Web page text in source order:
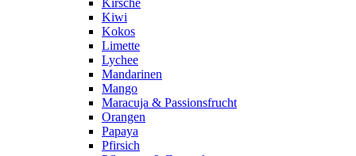
Kirsche
Kiwi
Kokos
Limette
Lychee
Mandarinen
Mango
Maracuja & Passionsfrucht
Orangen
Papaya
Pfirsich